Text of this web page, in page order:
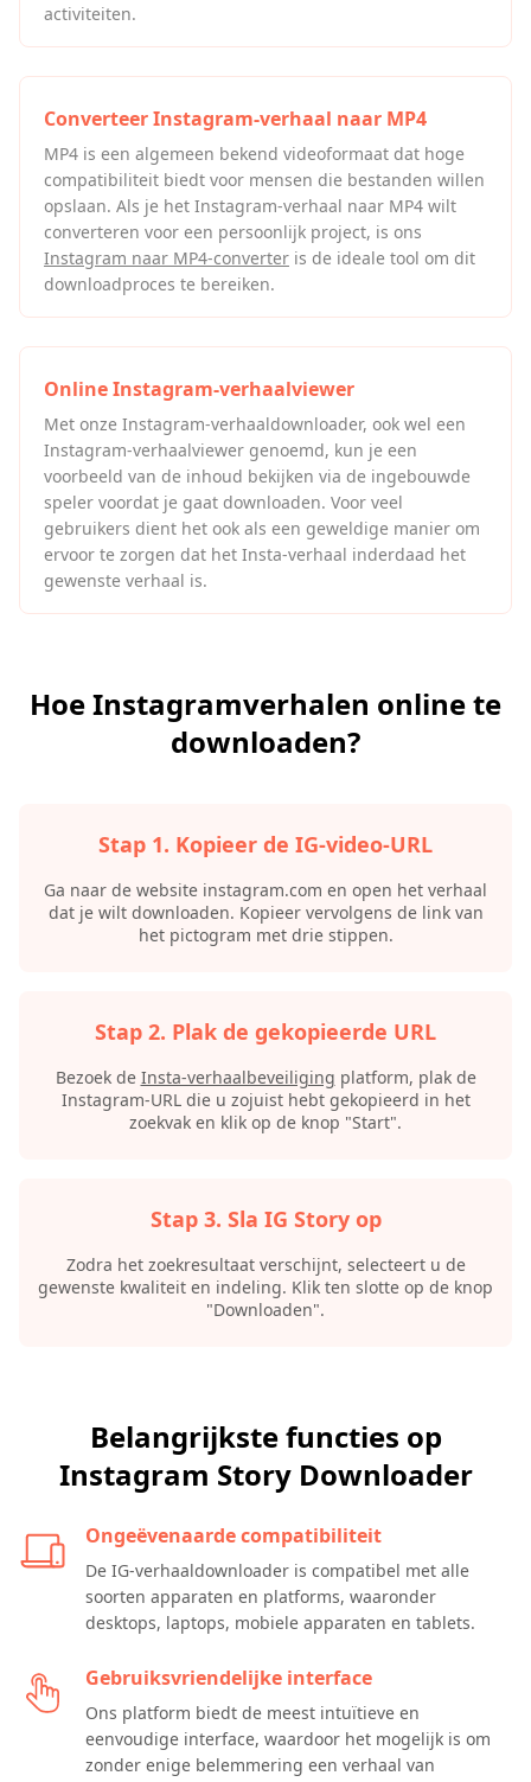
activiteiten.
Converteer Instagram-verhaal naar MP4
MP4 is een algemeen bekend videoformaat dat hoge
compatibiliteit biedt voor mensen die bestanden willen
opslaan. Als je het Instagram-verhaal naar MP4 wilt
converteren voor een persoonlijk project, is ons
Instagram naar MP4-converter is de ideale tool om dit
downloadproces te bereiken.
Online Instagram-verhaalviewer
Met onze Instagram-verhaaldownloader, ook wel een
Instagram-verhaalviewer genoemd, kun je een
voorbeeld van de inhoud bekijken via de ingebouwde
speler voordat je gaat downloaden. Voor veel
gebruikers dient het ook als een geweldige manier om
ervoor te zorgen dat het Insta-verhaal inderdaad het
gewenste verhaal is.
Hoe Instagramverhalen online te
downloaden?
Stap 1. Kopieer de IG-video-URL
Ga naar de website instagram.com en open het verhaal
dat je wilt downloaden. Kopieer vervolgens de link van
het pictogram met drie stippen.
Stap 2. Plak de gekopieerde URL
Bezoek de Insta-verhaalbeveiliging platform, plak de
Instagram-URL die u zojuist hebt gekopieerd in het
zoekvak en klik op de knop "Start".
Stap 3. Sla IG Story op
Zodra het zoekresultaat verschijnt, selecteert u de
gewenste kwaliteit en indeling. Klik ten slotte op de knop
"Downloaden".
Belangrijkste functies op
Instagram Story Downloader
Ongeëvenaarde compatibiliteit
De IG-verhaaldownloader is compatibel met alle
soorten apparaten en platforms, waaronder
desktops, laptops, mobiele apparaten en tablets.
Gebruiksvriendelijke interface
Ons platform biedt de meest intuïtieve en
eenvoudige interface, waardoor het mogelijk is om
zonder enige belemmering een verhaal van